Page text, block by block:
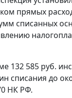
прямых
списанных
585 руб.
списания до
НК РФ.